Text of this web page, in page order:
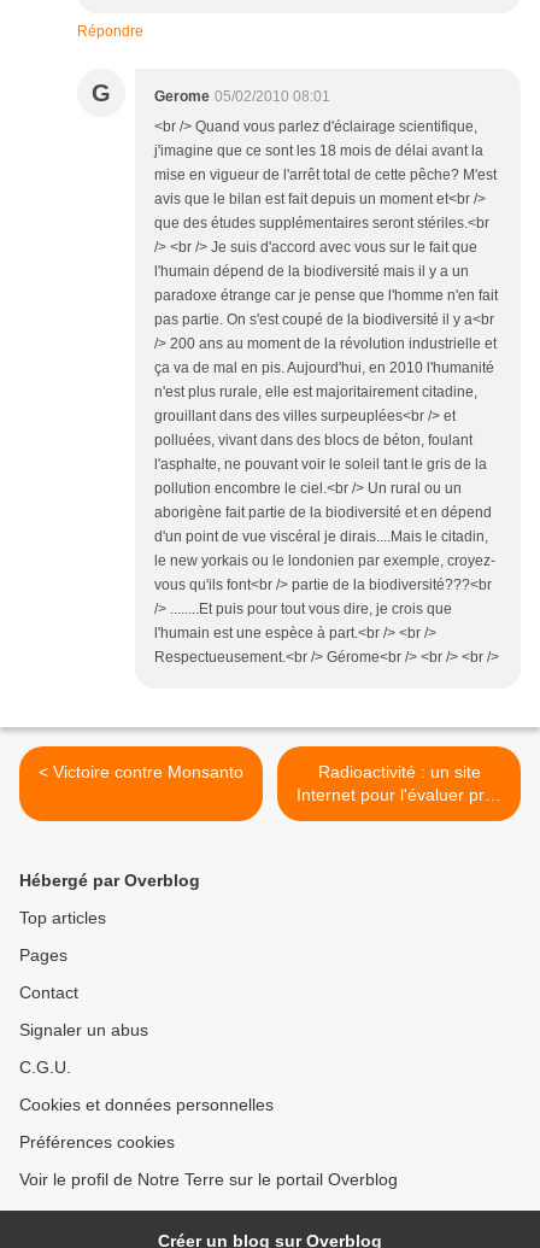
Répondre
G Gerome 05/02/2010 08:01
<br /> Quand vous parlez d'éclairage scientifique,
j'imagine que ce sont les 18 mois de délai avant la
mise en vigueur de l'arrêt total de cette pêche? M'est
avis que le bilan est fait depuis un moment et<br />
que des études supplémentaires seront stériles.<br
/> <br /> Je suis d'accord avec vous sur le fait que
l'humain dépend de la biodiversité mais il y a un
paradoxe étrange car je pense que l'homme n'en fait
pas partie. On s'est coupé de la biodiversité il y a<br
/> 200 ans au moment de la révolution industrielle et
ça va de mal en pis. Aujourd'hui, en 2010 l'humanité
n'est plus rurale, elle est majoritairement citadine,
grouillant dans des villes surpeuplées<br /> et
polluées, vivant dans des blocs de béton, foulant
l'asphalte, ne pouvant voir le soleil tant le gris de la
pollution encombre le ciel.<br /> Un rural ou un
aborigène fait partie de la biodiversité et en dépend
d'un point de vue viscéral je dirais....Mais le citadin,
le new yorkais ou le londonien par exemple, croyez-
vous qu'ils font<br /> partie de la biodiversité???<br
/> ........Et puis pour tout vous dire, je crois que
l'humain est une espèce à part.<br /> <br />
Respectueusement.<br /> Gérome<br /> <br /> <br />
< Victoire contre Monsanto
Radioactivité : un site
Internet pour l'évaluer près
de chez vous >
Hébergé par Overblog
Top articles
Pages
Contact
Signaler un abus
C.G.U.
Cookies et données personnelles
Préférences cookies
Voir le profil de Notre Terre sur le portail Overblog
Créer un blog sur Overblog